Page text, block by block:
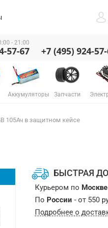
- 21:00
57-67 +7 (495) 924-
Аккумуляторы Запчасти
105Ач в защитном кейсе
БЫСТРАЯ
Курьером по Москве
По России - от 550
Подробнее о